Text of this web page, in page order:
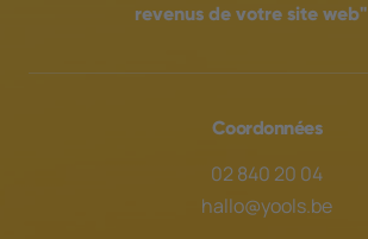
revenus de votre site web"
Coordonnées
02 840 20 04
hallo@yools.be